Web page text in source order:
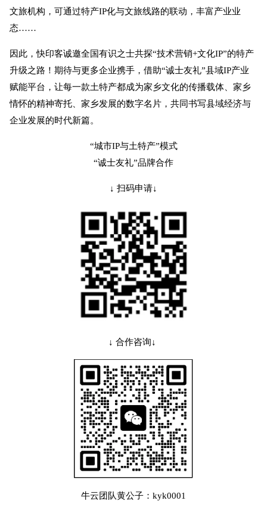
文旅机构，可通过特产IP化与文旅线路的联动，丰富产业业
态……
因此，快印客诚邀全国有识之士共探“技术营销+文化IP”的特产
升级之路！期待与更多企业携手，借助“诚士友礼”县域IP产业
赋能平台，让每一款土特产都成为家乡文化的传播载体、家乡
情怀的精神寄托、家乡发展的数字名片，共同书写县域经济与
企业发展的时代新篇。
“城市IP与土特产”模式
“诚士友礼”品牌合作
↓ 扫码申请↓
↓ 合作咨询↓
牛云团队黄公子：kyk0001